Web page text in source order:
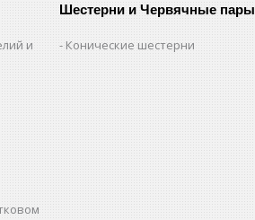
и
Шестерни и Червячные пары
Конические шестерни